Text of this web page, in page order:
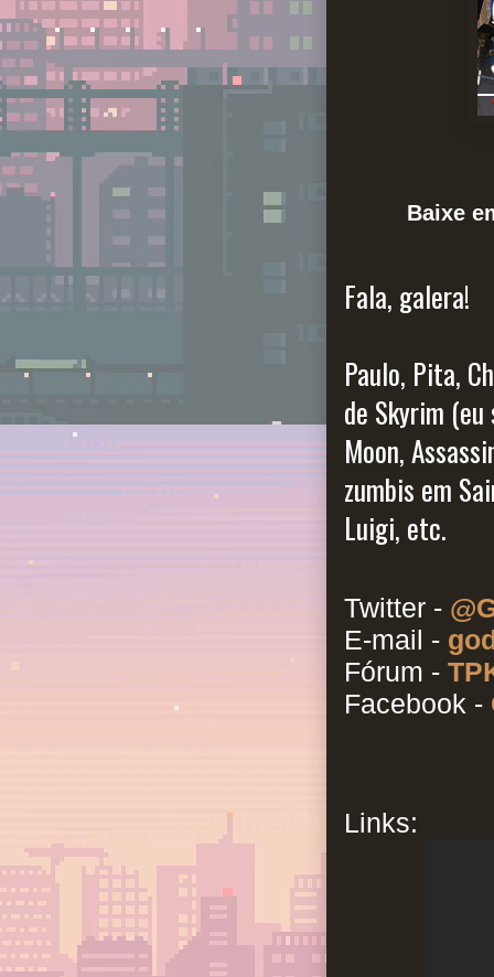
Baixe
Fala, galera!
Paulo, Pita,
de Skyrim (eu
Moon,
zumbis em
Luigi, etc.
Twitter -
E-mail -
Fórum -
Facebook -
Links: